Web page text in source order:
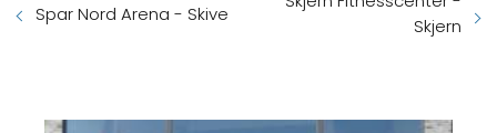
Spar Nord Arena - Skive
Skjern